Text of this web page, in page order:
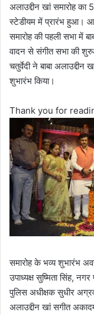
अलाउद्दीन खां समारोह
स्टेडीयम में प्रारंभ हुआ।
समारोह की पहली सभा में
वादन से संगीत सभा की
चतुर्वेदी ने बाबा
शुभारंभ किया।
Thank you for
समारोह के भव्य शुभारंभ
उपाध्यक्ष सुष्मिता सिंह,
पुलिस अधीक्षक सुधीर
अलाउद्दीन खां सगीत